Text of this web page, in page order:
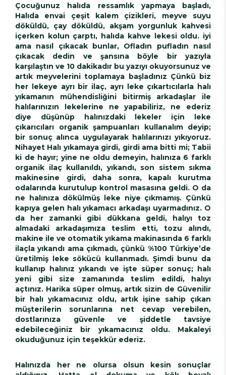
Çocuğunuz halıda ressamlık yapmaya başladı,
Halıda envai çeşit kalem çizikleri, meyve suyu
döküldü, çay döküldü, akşam yorgunluk kahvesi
içerken kolun çarptı, halıda kahve lekesi oldu. iyi
ama nasıl çıkacak bunlar, Ofladın pufladın nasıl
çıkacak dedin ve şansına böyle bir yazıyla
karşılaştın ve 10 dakikadır bu yazıyı okuyorsunuz ve
artık meyvelerini toplamaya başladınız Çünkü biz
her lekeye ayrı bir ilaç, ayrı leke çıkartıcılarla halı
yıkamanın mühendisliğini bitirmiş arkadaşlar ile
halılarınızın lekelerine ne yapabiliriz, ne ederiz
diye düşünüp halınızdaki lekeler için leke
çıkarıcıları organik şampuanları kullanalım deyip;
bir sonuç alınca uygulayarak halılarınızı yıkıyoruz.
Nihayet Halı yıkamaya girdi, girdi ama bitti mi; Tabii
ki de hayır; yine ne oldu demeyin, halınıza 6 farklı
organik ilaç kullanıldı, yıkandı, son sistem sıkma
makinesine girdi, daha sonra, kapalı kurutma
odalarında kurutulup kontrol masasına geldi. O da
ne halınıza dökülmüş leke niye çıkmamış. Çünkü
kapıya gelen halı yıkamacı arkadaşı uyarmadınız. O
da her zamanki gibi dükkana geldi, halıyı toz
almadaki arkadaşımıza teslim etti, tozu alındı,
makine ile ve otomatik yıkama makinasında 6 farklı
ilaçla yıkandı ama çıkmadı, çünkü %100 Türkiye’de
üretilmiş leke sökücü kullanmadı. Şimdi bunu da
kullanıp halınız yıkandı ve işte süper sonuç; halı
yeni gibi size zamanında teslim edildi, halıyı
açtınız. Harika süper olmuş, artık sizin de Güvenilir
bir halı yıkamacınız oldu, artık işine sahip çıkan
müşterilerin sorunlarına net cevap verebilen,
dostlarınıza güvenle ve şiddetle tavsiye
edebileceğiniz bir yıkamacınız oldu. Makaleyi
okuduğunuz için teşekkür ederiz.
Halınızda her ne olursa olsun kesin sonuçlar